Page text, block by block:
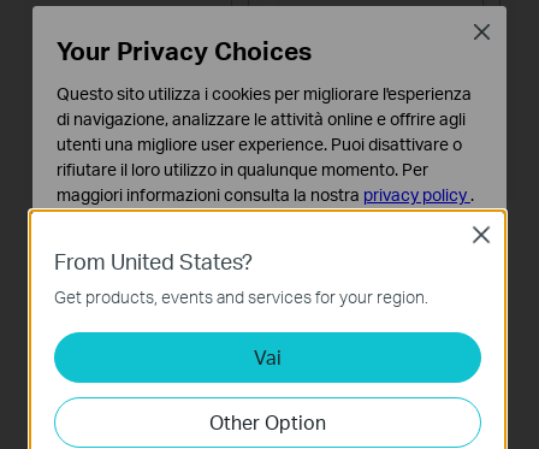
Festa FS310GP
10-Port Gigabit Smart Switch with
8-Port PoE+
Festa FS308GP
4-Port PoE+
Festa FS308G
From United States?
Get products, events and services for your region.
Vai
Other Option
Close
Your Privacy Choices
Questo sito utilizza i cookies per migliorare l'esperienza
di navigazione, analizzare le attività online e offrire agli
utenti una migliore user experience. Puoi disattivare o
rifiutare il loro utilizzo in qualunque momento. Per
maggiori informazioni consulta la nostra privacy policy .
Questi cookies sono necessari per il corretto
funzionamento del sito e non possono essere disattivati
nel tuo sistema.
Analytics e Marketing Cookies
I cookies analitici ci permettono di analizzare le tue
attività sul nostro sito allo scopo di migliorarne le
funzionalità.
Close